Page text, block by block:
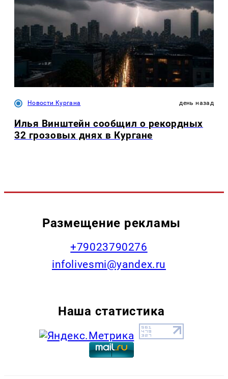
Новости Кургана день назад
Илья Винштейн сообщил о рекордных
32 грозовых днях в Кургане
Размещение рекламы
+79023790276
infolivesmi@yandex.ru
Наша статистика